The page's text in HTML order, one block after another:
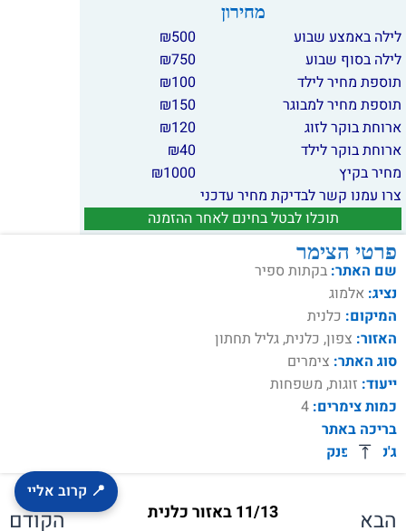
מחירון
לילה באמצע שבוע 500
₪
לילה בסוף שבוע
750
₪
תוספת מחיר לילד
100
₪
תוספת מחיר למבוגר
150
₪
ארוחת בוקר לזוג
120
₪
ארוחת בוקר לילד
40
₪
מחיר בקיץ
1000
₪
צרו עמנו קשר לבדיקת מחיר עדכני
תוכלו לבטל בחינם לאחר ההזמנה
פרטי הצימר
שם האתר: בקתות ספיר
נציג: אלמוג
המיקום: כלנית
האזור: צפון, כלנית, גליל תחתון
סוג האתר: צימרים
ייעוד: זוגות, משפחות
כמות צימרים: 4
בריכה באתר
ג'קוזי מפנק
הבא 11/13 באזור כלנית הקודם
📍 קרוב אליי